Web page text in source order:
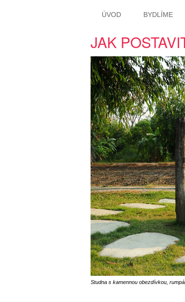
ÚVOD BYDLÍME
JAK
Studna s kamennou obezdívkou,